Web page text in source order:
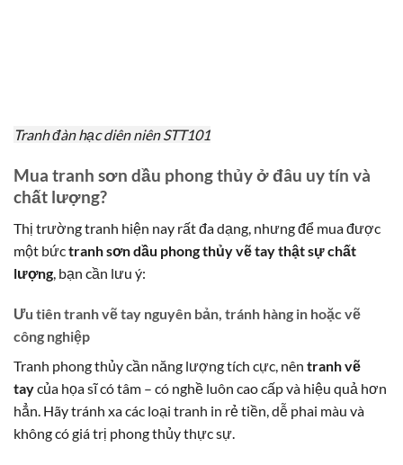
Tranh đàn hạc diên niên STT101
Mua tranh sơn dầu phong thủy ở đâu uy tín và
chất lượng?
Thị trường tranh hiện nay rất đa dạng, nhưng để mua được
một bứctranh sơn dầu phong thủy vẽ tay thật sự chất
lượng , bạn cần lưu ý:
Ưu tiêntranh vẽ tay nguyên bản, tránh hàng in hoặc vẽ
công nghiệp
Tranh phong thủy cần năng lượng tích cực, nên tranh vẽ
taycủa họa sĩ có tâm – có nghề luôn cao cấp và hiệu quả hơn
hẳn. Hãy tránh xa các loại tranh in rẻ tiền, dễ phai màu và
không có giá trị phong thủy thực sự.